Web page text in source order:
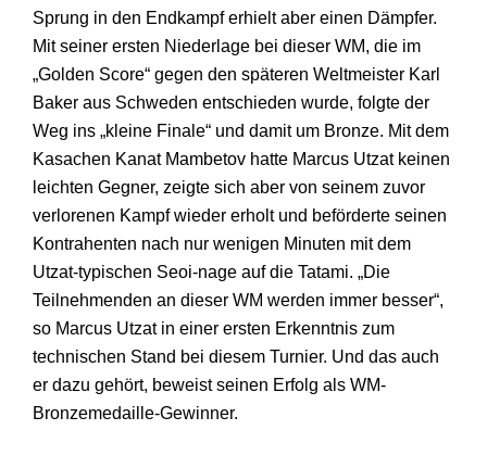
Sprung in den Endkampf erhielt aber einen Dämpfer.
Mit seiner ersten Niederlage bei dieser WM, die im
„Golden Score“ gegen den späteren Weltmeister Karl
Baker aus Schweden entschieden wurde, folgte der
Weg ins „kleine Finale“ und damit um Bronze. Mit dem
Kasachen Kanat Mambetov hatte Marcus Utzat keinen
leichten Gegner, zeigte sich aber von seinem zuvor
verlorenen Kampf wieder erholt und beförderte seinen
Kontrahenten nach nur wenigen Minuten mit dem
Utzat-typischen Seoi-nage auf die Tatami. „Die
Teilnehmenden an dieser WM werden immer besser“,
so Marcus Utzat in einer ersten Erkenntnis zum
technischen Stand bei diesem Turnier. Und das auch
er dazu gehört, beweist seinen Erfolg als WM-
Bronzemedaille-Gewinner.